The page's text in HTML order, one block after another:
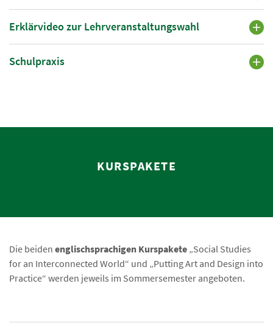
Erklärvideo zur Lehrveranstaltungswahl
Schulpraxis
KURSPAKETE
Die beiden englischsprachigen Kurspakete „Social Studies
for an Interconnected World“ und „Putting Art and Design into
Practice“ werden jeweils im Sommersemester angeboten.